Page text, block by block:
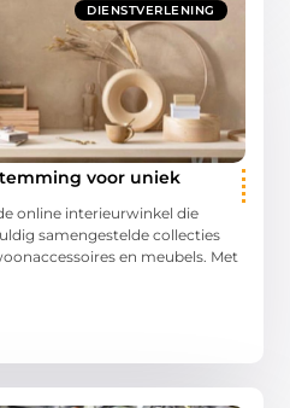
DIENSTVERLENING
voor uniek
online interieurwinkel die
samengestelde collecties
en meubels. Met